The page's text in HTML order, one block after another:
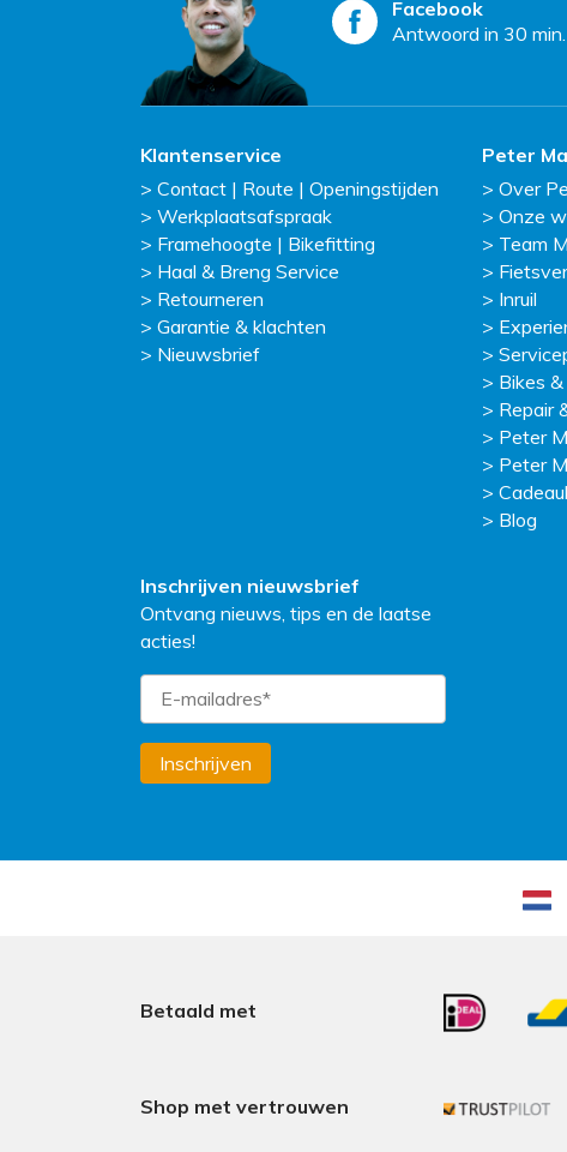
Facebook
Antwoord in 30 min.
Klantenservice
Contact | Route | Openingstijden
Werkplaatsafspraak
Framehoogte | Bikefitting
Haal & Breng Service
Retourneren
Garantie & klachten
Nieuwsbrief
Peter
Over
Onze
Team
Inruil
Bikes
Repair
Peter
Peter
Blog
Inschrijven nieuwsbrief
Ontvang nieuws, tips en de laatse
acties!
Inschrijven
Betaald met
Shop met vertrouwen